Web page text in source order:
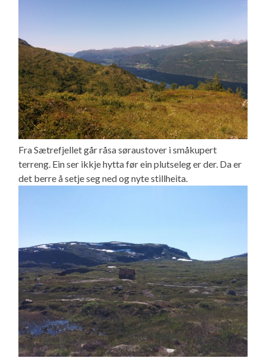
Fra Sætrefjellet går råsa søraustover i småkupert
terreng. Ein ser ikkje hytta før ein plutseleg er der. Da er
det berre å setje seg ned og nyte stillheita.